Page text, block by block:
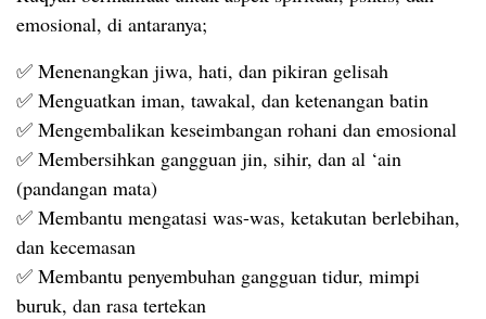
emosional, di antaranya;
✅ Menenangkan jiwa, hati, dan pikiran gelisah
✅ Menguatkan iman, tawakal, dan ketenangan batin
✅ Mengembalikan keseimbangan rohani dan emosional
✅ Membersihkan gangguan jin, sihir, dan al ‘ain
(pandangan mata)
✅ Membantu mengatasi was-was, ketakutan berlebihan,
dan kecemasan
✅ Membantu penyembuhan gangguan tidur, mimpi
buruk, dan rasa tertekan